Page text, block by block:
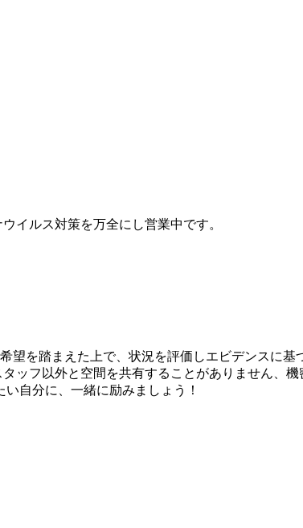
イルス対策を万全にし営業中です。
望を踏まえた上で、状況を評価しエビデンスに
ッフ以外と空間を共有することがありません、
自分に、一緒に励みましょう！